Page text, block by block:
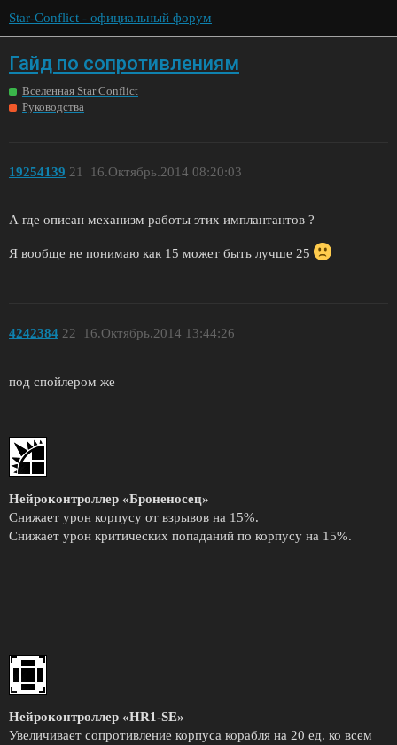
Star-Conflict - официальный форум
Гайд по сопротивлениям
Вселенная Star Conflict
Руководства
19254139 16.Октябрь.2014 08:20:03
21
А где описан механизм работы этих имплантантов ?
Я вообще не понимаю как 15 может быть лучше 25
4242384 16.Октябрь.2014 13:44:26
22
под спойлером же
Нейроконтроллер «Броненосец»
Снижает урон корпусу от взрывов на 15%.
Снижает урон критических попаданий по корпусу на 15%.
Нейроконтроллер «HR1-SE»
Увеличивает сопротивление корпуса корабля на 20 ед. ко всем